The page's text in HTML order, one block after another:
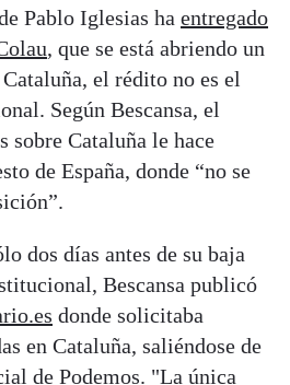
Pablo Iglesias ha entregado
, que se está abriendo un
el rédito no es el
Según Bescansa, el
sobre Cataluña le hace
de España, donde “no se
dos días antes de su baja
Bescansa publicó
donde solicitaba
en Cataluña, saliéndose de
de Podemos. "La única